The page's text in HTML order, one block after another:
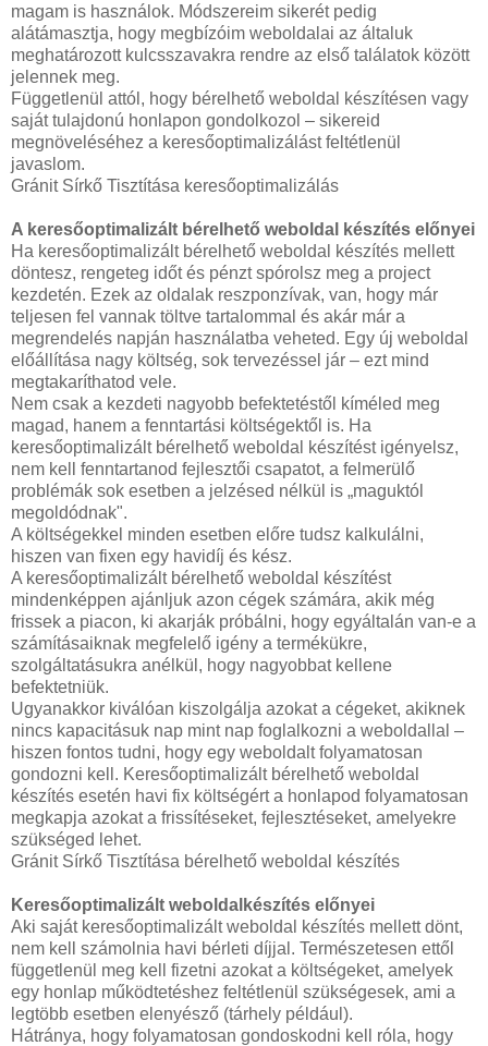
magam is használok. Módszereim sikerét pedig
alátámasztja, hogy megbízóim weboldalai az általuk
meghatározott kulcsszavakra rendre az első találatok között
jelennek meg.
Függetlenül attól, hogy bérelhető weboldal készítésen vagy
saját tulajdonú honlapon gondolkozol – sikereid
megnöveléséhez a keresőoptimalizálást feltétlenül
javaslom.
Gránit Sírkő Tisztítása keresőoptimalizálás
A keresőoptimalizált bérelhető weboldal készítés előnyei
Ha keresőoptimalizált bérelhető weboldal készítés mellett
döntesz, rengeteg időt és pénzt spórolsz meg a project
kezdetén. Ezek az oldalak reszponzívak, van, hogy már
teljesen fel vannak töltve tartalommal és akár már a
megrendelés napján használatba veheted. Egy új weboldal
előállítása nagy költség, sok tervezéssel jár – ezt mind
megtakaríthatod vele.
Nem csak a kezdeti nagyobb befektetéstől kíméled meg
magad, hanem a fenntartási költségektől is. Ha
keresőoptimalizált bérelhető weboldal készítést igényelsz,
nem kell fenntartanod fejlesztői csapatot, a felmerülő
problémák sok esetben a jelzésed nélkül is „maguktól
megoldódnak".
A költségekkel minden esetben előre tudsz kalkulálni,
hiszen van fixen egy havidíj és kész.
A keresőoptimalizált bérelhető weboldal készítést
mindenképpen ajánljuk azon cégek számára, akik még
frissek a piacon, ki akarják próbálni, hogy egyáltalán van-e a
számításaiknak megfelelő igény a termékükre,
szolgáltatásukra anélkül, hogy nagyobbat kellene
befektetniük.
Ugyanakkor kiválóan kiszolgálja azokat a cégeket, akiknek
nincs kapacitásuk nap mint nap foglalkozni a weboldallal –
hiszen fontos tudni, hogy egy weboldalt folyamatosan
gondozni kell. Keresőoptimalizált bérelhető weboldal
készítés esetén havi fix költségért a honlapod folyamatosan
megkapja azokat a frissítéseket, fejlesztéseket, amelyekre
szükséged lehet.
Gránit Sírkő Tisztítása bérelhető weboldal készítés
Keresőoptimalizált weboldalkészítés előnyei
Aki saját keresőoptimalizált weboldal készítés mellett dönt,
nem kell számolnia havi bérleti díjjal. Természetesen ettől
függetlenül meg kell fizetni azokat a költségeket, amelyek
egy honlap működtetéshez feltétlenül szükségesek, ami a
legtöbb esetben elenyésző (tárhely például).
Hátránya, hogy folyamatosan gondoskodni kell róla, hogy